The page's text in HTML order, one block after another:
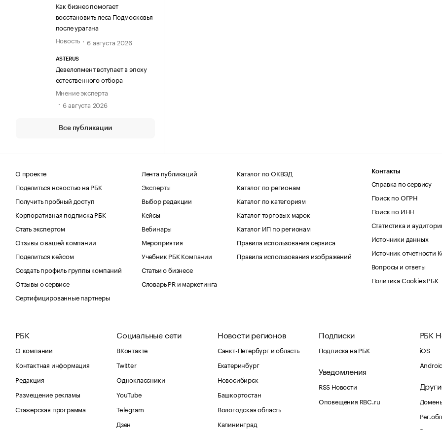
Как бизнес помогает
восстановить леса Подмосковья
после урагана
Новость
6 августа 2026
ASTERUS
Девелопмент вступает в эпоху
естественного отбора
Мнение эксперта
6 августа 2026
Все публикации
О проекте
Поделиться новостью на РБК
Получить пробный доступ
Корпоративная подписка РБК
Стать экспертом
Отзывы о вашей компании
Поделиться кейсом
Создать профиль группы компаний
Отзывы о сервисе
Сертифицированные партнеры
Лента публикаций
Эксперты
Выбор редакции
Кейсы
Вебинары
Мероприятия
Учебник РБК Компании
Статьи о бизнесе
Словарь PR и маркетинга
Каталог по ОКВЭД
Каталог по регионам
Каталог по категориям
Каталог торговых марок
Каталог ИП по регионам
Правила использования сервиса
Правила использования изображений
Контакты
Справка по сервису
Поиск по ОГРН
Поиск по ИНН
Статистика и
Источники данных
Источник отчетности
Вопросы и ответы
Политика Cookies РБК
РБК
О компании
Контактная информация
Редакция
Размещение рекламы
Стажерская программа
Социальные сети
ВКонтакте
Twitter
Одноклассники
YouTube
Telegram
Дзен
Новости регионов
Санкт-Петербург и область
Екатеринбург
Новосибирск
Башкортостан
Вологодская область
Калининград
Подписки
Подписка на РБК
Уведомления
RSS Новости
Оповещения RBC.ru
РБК
iOS